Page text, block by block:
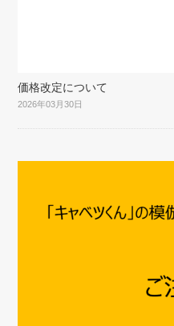
価格改定について
2026年03月30日